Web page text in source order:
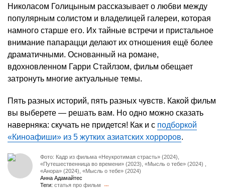
Николасом Голицыным рассказывает о любви между
популярным солистом и владелицей галереи, которая
намного старше его. Их тайные встречи и пристальное
внимание папарацци делают их отношения ещё более
драматичными. Основанный на романе,
вдохновленном Гарри Стайлзом, фильм обещает
затронуть многие актуальные темы.
Пять разных историй, пять разных чувств. Какой фильм
вы выберете — решать вам. Но одно можно сказать
наверняка: скучать не придется! Как и с подборкой
«Киноафиши» из 5 жутких азиатских хорроров.
Фото: Кадр из фильма «Неукротимая страсть» (2024),
«Путешественница во времени» (2023), «Мысль о тебе» (2024) ,
«Анора» (2024), «Мысль о тебе» (2024)
Анна Адамайтес
Теги: статья про фильм